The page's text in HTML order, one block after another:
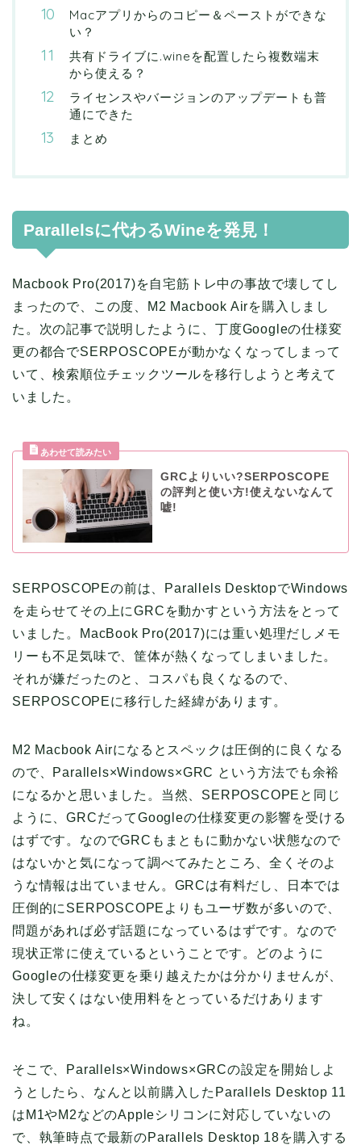
Macアプリからのコピー＆ペーストができな
い？
共有ドライブに.wineを配置したら複数端末
から使える？
ライセンスやバージョンのアップデートも普
通にできた
まとめ
Parallelsに代わるWineを発見！
Macbook Pro(2017)を自宅筋トレ中の事故で壊してし
まったので、この度、M2 Macbook Airを購入しまし
た。次の記事で説明したように、丁度Googleの仕様変
更の都合でSERPOSCOPEが動かなくなってしまって
いて、検索順位チェックツールを移行しようと考えて
いました。
GRCよりいい?SERPOSCOPE
の評判と使い方!使えないなんて
嘘!
SERPOSCOPEの前は、Parallels DesktopでWindows
を走らせてその上にGRCを動かすという方法をとって
いました。MacBook Pro(2017)には重い処理だしメモ
リーも不足気味で、筐体が熱くなってしまいました。
それが嫌だったのと、コスパも良くなるので、
SERPOSCOPEに移行した経緯があります。
M2 Macbook Airになるとスペックは圧倒的に良くなる
ので、Parallels×Windows×GRC という方法でも余裕
になるかと思いました。当然、SERPOSCOPEと同じ
ように、GRCだってGoogleの仕様変更の影響を受ける
はずです。なのでGRCもまともに動かない状態なので
はないかと気になって調べてみたところ、全くそのよ
うな情報は出ていません。GRCは有料だし、日本では
圧倒的にSERPOSCOPEよりもユーザ数が多いので、
問題があれば必ず話題になっているはずです。なので
現状正常に使えているということです。どのように
Googleの仕様変更を乗り越えたかは分かりませんが、
決して安くはない使用料をとっているだけあります
ね。
そこで、Parallels×Windows×GRCの設定を開始しよ
うとしたら、なんと以前購入したParallels Desktop 11
はM1やM2などのAppleシリコンに対応していないの
で、執筆時点で最新のParallels Desktop 18を購入する